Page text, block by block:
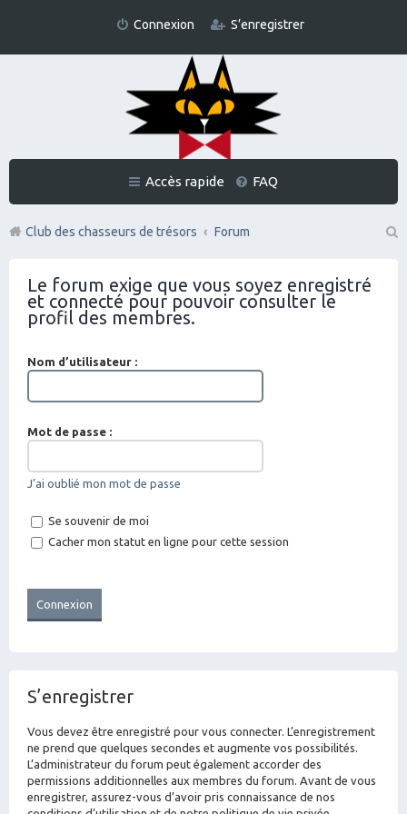
Connexion S’enregistrer
Accès rapide FAQ
Club des chasseurs de trésors
Forum
Le forum exige que vous soyez enregistré
et connecté pour pouvoir consulter le
profil des membres.
Nom d’utilisateur :
Mot de passe :
J’ai oublié mon mot de passe
Se souvenir de moi
Cacher mon statut en ligne pour cette session
S’enregistrer
Vous devez être enregistré pour vous connecter. L’enregistrement
ne prend que quelques secondes et augmente vos possibilités.
L’administrateur du forum peut également accorder des
permissions additionnelles aux membres du forum. Avant de vous
enregistrer, assurez-vous d’avoir pris connaissance de nos